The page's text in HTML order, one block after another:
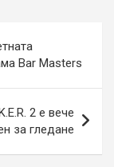
Bar Masters
2 е вече
за гледане